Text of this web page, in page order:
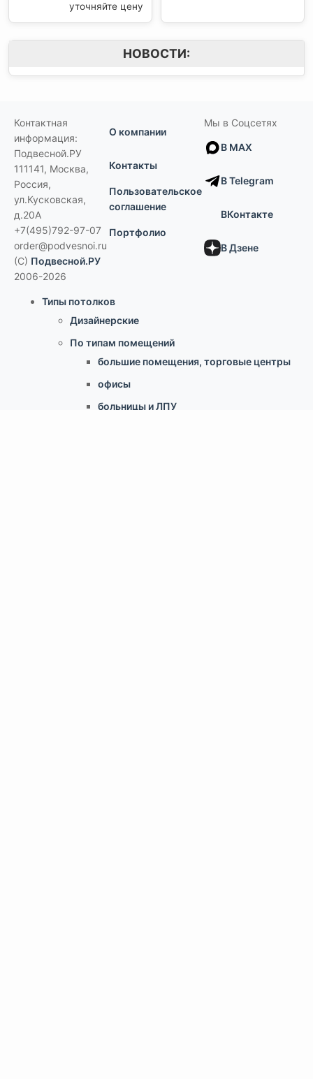
уточняйте цену
НОВОСТИ:
Контактная
информация:
Подвесной.РУ
111141, Москва,
Россия,
ул.Кусковская,
д.20А
+7(495)792-97-07
order@podvesnoi.ru
(C) Подвесной.РУ
2006-2026
О компании
Контакты
Пользовательское
соглашение
Портфолио
Мы в Соцсетях
В MAX
В Telegram
ВКонтакте
В Дзене
Типы потолков
Дизайнерские
По типам помещений
большие помещения, торговые центры
офисы
больницы и ЛПУ